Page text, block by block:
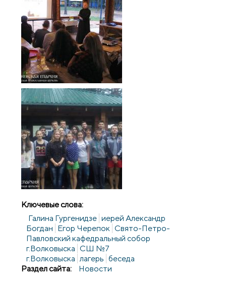
Ключевые слова:
Галина Гургенидзе иерей Александр
Богдан Егор Черепок Свято-Петро-
Павловский кафедральный собор
г.Волковыска СШ №7
г.Волковыска лагерь беседа
Раздел сайта:
Новости